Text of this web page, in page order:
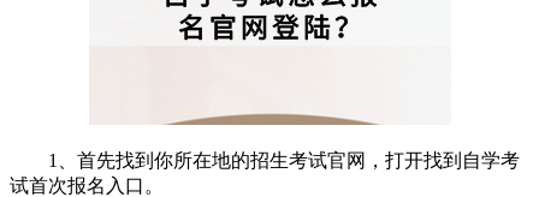
1、首先找到你所在地的招生考试官网，打开找到自学考
试首次报名入口。